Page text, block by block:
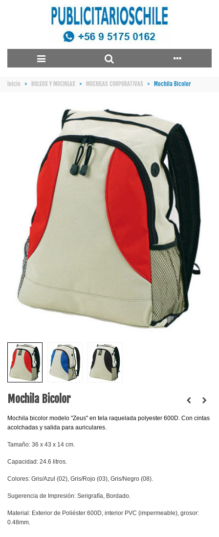
Inicio > BOLSOS Y MOCHILAS > MOCHILAS CORPORATIVAS > Mochila Bicolor
Mochila Bicolor
Mochila bicolor modelo "Zeus" en tela raquelada polyester 600D. Con cintas
acolchadas y salida para auriculares.
Tamaño: 36 x 43 x 14 cm.
Capacidad: 24.6 litros.
Colores: Gris/Azul (02), Gris/Rojo (03), Gris/Negro (08).
Sugerencia de Impresión: Serigrafía, Bordado.
Material: Exterior de Poliéster 600D, interior PVC (impermeable), grosor:
0.48mm.